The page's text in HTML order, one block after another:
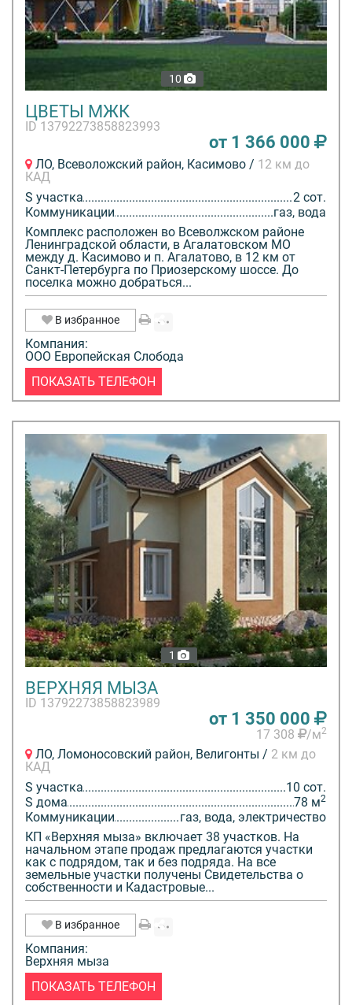
10
ЦВЕТЫ МЖК
ID 13792273858823993
от 1 366 000
ЛО, Всеволожский район, Касимово / 12 км до
КАД
S участка
2 сот.
Коммуникации
газ, вода
Комплекс расположен во Всеволжском районе
Ленинградской области, в Агалатовском МО
между д. Касимово и п. Агалатово, в 12 км от
Санкт-Петербурга по Приозерскому шоссе. До
поселка можно добраться...
В избранное
Компания:
ООО Европейская Слобода
ПОКАЗАТЬ ТЕЛЕФОН
1
ВЕРХНЯЯ МЫЗА
ID 13792273858823989
от 1 350 000
17 308 /м2
ЛО, Ломоносовский район, Велигонты / 2 км до
КАД
S участка
10 сот.
S дома
78 м2
Коммуникации
газ, вода, электричество
КП «Верхняя мыза» включает 38 участков. На
начальном этапе продаж предлагаются участки
как с подрядом, так и без подряда. На все
земельные участки получены Свидетельства о
собственности и Кадастровые...
В избранное
Компания:
Верхняя мыза
ПОКАЗАТЬ ТЕЛЕФОН